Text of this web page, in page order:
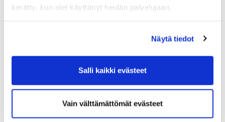
kerätty, kun olet käyttänyt heidän palvelujaan.
Näytä tiedot
Salli kaikki evästeet
Vain välttämättömät evästeet
Hyvinkäällä 12, Lopella 9 ja Riihimäellä 14. Vastaavasti PRH:n
Suomen Pankin mukaan maamme BKT säilyi vuoden 2025
ensimmäisen puoliskon ajan samalla tasolla kuin vuoden 2024
edelleen Suomen taloutta ja lyhyen aikavälin ennusteet
ennakoivat hidasta talouskasvua.